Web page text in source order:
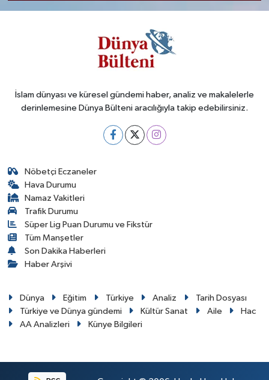
İslam dünyası ve küresel gündemi haber, analiz ve makalelerle
derinlemesine Dünya Bülteni aracılığıyla takip edebilirsiniz.
Nöbetçi Eczaneler
Hava Durumu
Namaz Vakitleri
Trafik Durumu
Süper Lig Puan Durumu ve Fikstür
Tüm Manşetler
Son Dakika Haberleri
Haber Arşivi
Dünya Eğitim Türkiye Analiz
Tarih Dosyası
Türkiye ve Dünya gündemi
Kültür Sanat Aile
Hac
AA Analizleri
Künye Bilgileri